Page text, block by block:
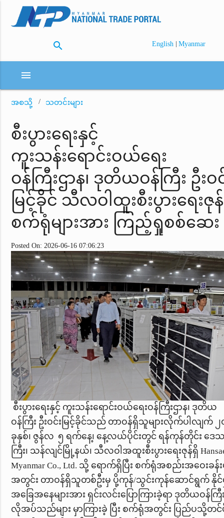
search English | Myanmar
menu
အစသို့ သတင်းများ
စီးပွားရေးနှင့်
ကူးသန်းရောင်းဝယ်ရေး
ဝန်ကြီးဌာန၊ ဒုတိယဝန်ကြီး ဦးဝ
မြင့်ခိုင် သီလဝါထူးစီးပွားရေးဇု
စက်ရုံများအား ကြည့်ရှုစစ်ဆေး
Posted On: 2026-06-16 07:06:23
စီးပွားရေးနှင့် ကူးသန်းရောင်းဝယ်ရေးဝန်ကြီးဌာန၊ ဒုတိယ
ဝန်ကြီး ဦးဝင်းမြင့်ခိုင်သည် တာဝန်ရှိသူများလိုက်ပါလျက် ၂
ခုနှစ်၊ ဇွန်လ ၅ ရက်နေ့၊ နေ့လယ်ပိုင်းတွင် ရန်ကုန်တိုင်း ဒေ
ကြီး၊ သန်လျင်မြို့နယ်၊ သီလဝါအထူးစီးပွားရေးဇုန်ရှိ
Myanmar Co., Ltd. သို့ ရောက်ရှိပြီး စက်ရုံအစည်းအဝေးခန်
အတွင်း တာဝန်ရှိသူတစ်ဦးမှ ပို့ကုန်/သွင်းကုန်ဆောင်ရွက် နိုင်
အခြေအနေများအား ရှင်းလင်းပြောကြားခဲ့ရာ ဒုတိယဝန်ကြီ
လိုအပ်သည်များ မှာကြားခဲ့ ပြီး စက်ရုံအတွင်း ပြည်ပသို့တင်